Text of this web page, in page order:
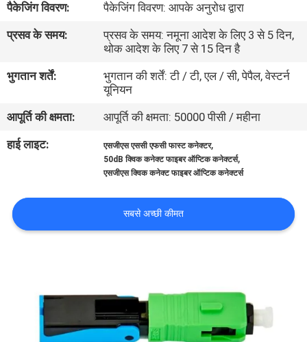
गुणवत्ता
नियंत्रण
संपर्क
करें
समाचार
मामलों
पैकेजिंग विवरण:
पैकेजिंग विवरण: आपके अनुरोध द्वारा
प्रसव के समय:
प्रसव के समय: नमूना आदेश के लिए 3 से 5 दिन,
थोक आदेश के लिए 7 से 15 दिन है
भुगतान शर्तें:
भुगतान की शर्तें: टी / टी, एल / सी, पेपैल, वेस्टर्न
यूनियन
आपूर्ति की क्षमता:
आपूर्ति की क्षमता: 50000 पीसी / महीना
हाई लाइट:
एसजीएस एससी एफसी फास्ट कनेक्टर,
50dB क्विक कनेक्ट फाइबर ऑप्टिक कनेक्टर्स,
एसजीएस क्विक कनेक्ट फाइबर ऑप्टिक कनेक्टर्स
सबसे अच्छी कीमत